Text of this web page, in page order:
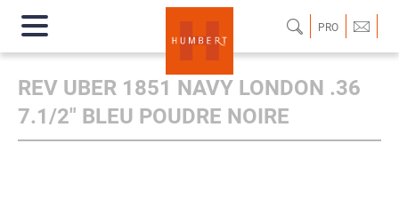
PRO
REV UBER 1851 NAVY LONDON .36
7.1/2" BLEU POUDRE NOIRE